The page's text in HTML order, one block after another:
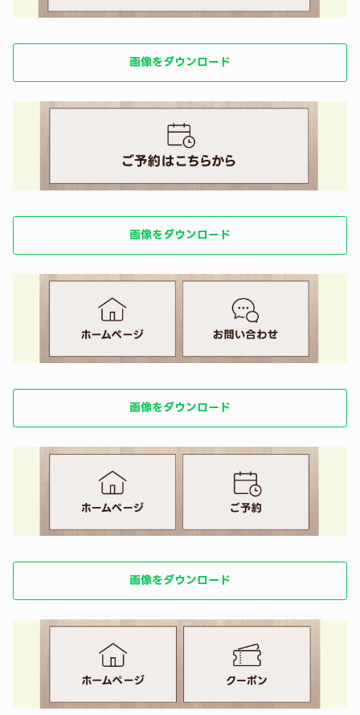
画像をダウンロード
画像をダウンロード
画像をダウンロード
画像をダウンロード